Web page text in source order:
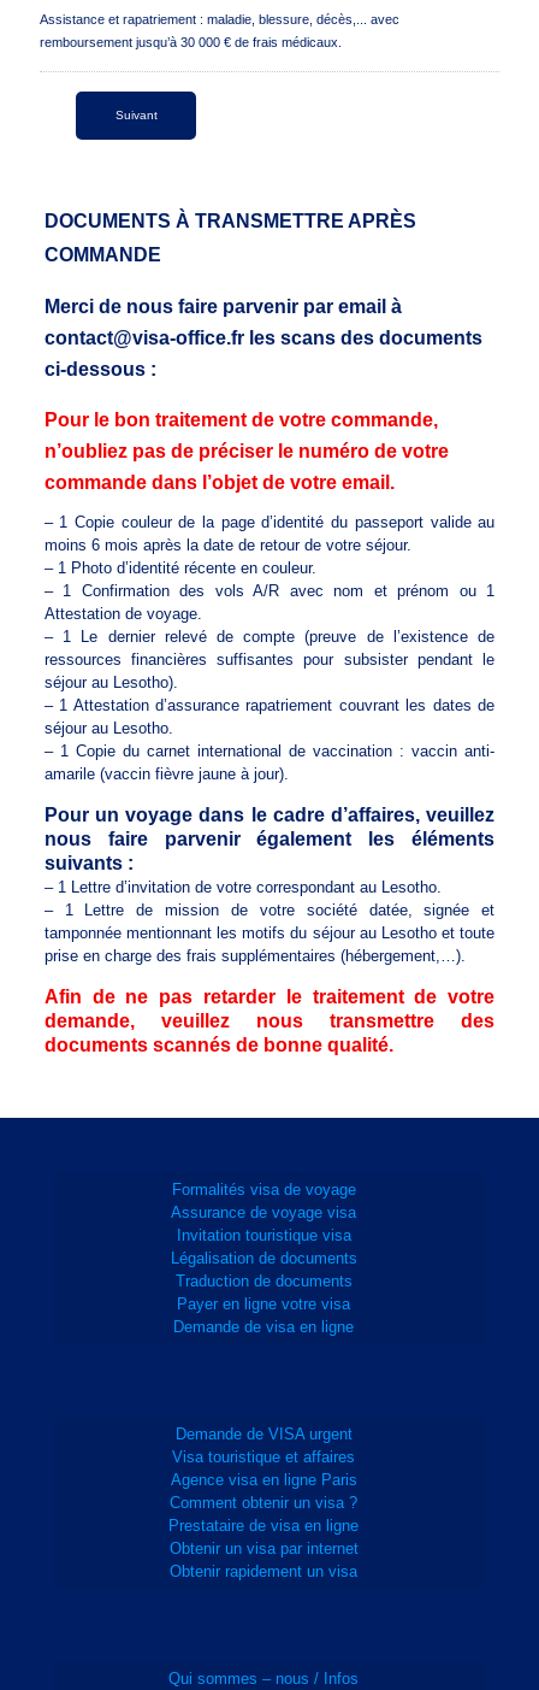
Assistance et rapatriement : maladie, blessure, décès,... avec
remboursement jusqu’à 30 000 € de frais médicaux.
DOCUMENTS À TRANSMETTRE APRÈS
COMMANDE
Merci de nous faire parvenir par email à
contact@visa-office.fr les scans des documents
ci-dessous :
Pour le bon traitement de votre commande,
n’oubliez pas de préciser le numéro de votre
commande dans l’objet de votre email.
– 1 Copie couleur de la page d’identité du passeport valide au
moins 6 mois après la date de retour de votre séjour.
– 1 Photo d’identité récente en couleur.
– 1 Confirmation des vols A/R avec nom et prénom ou 1
Attestation de voyage.
– 1 Le dernier relevé de compte (preuve de l’existence de
ressources financières suffisantes pour subsister pendant le
séjour au Lesotho).
– 1 Attestation d’assurance rapatriement couvrant les dates de
séjour au Lesotho.
– 1 Copie du carnet international de vaccination : vaccin anti-
amarile (vaccin fièvre jaune à jour).
Pour un voyage dans le cadre d’affaires, veuillez
nous faire parvenir également les éléments
suivants :
– 1 Lettre d’invitation de votre correspondant au Lesotho.
– 1 Lettre de mission de votre société datée, signée et
tamponnée mentionnant les motifs du séjour au Lesotho et toute
prise en charge des frais supplémentaires (hébergement,…).
Afin de ne pas retarder le traitement de votre
demande, veuillez nous transmettre des
documents scannés de bonne qualité.
Formalités visa de voyage
Assurance de voyage visa
Invitation touristique visa
Légalisation de documents
Traduction de documents
Payer en ligne votre visa
Demande de visa en ligne
Demande de VISA urgent
Visa touristique et affaires
Agence visa en ligne Paris
Comment obtenir un visa ?
Prestataire de visa en ligne
Obtenir un visa par internet
Obtenir rapidement un visa
Qui sommes – nous / Infos